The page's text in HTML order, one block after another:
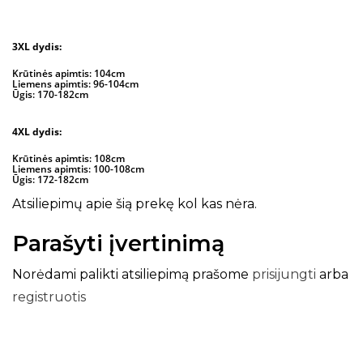
3XL dydis:
Krūtinės apimtis: 104cm
Liemens apimtis: 96-104cm
Ūgis: 170-182cm
4XL dydis:
Krūtinės apimtis: 108cm
Liemens apimtis: 100-108cm
Ūgis: 172-182cm
Atsiliepimų apie šią prekę kol kas nėra.
Parašyti įvertinimą
Norėdami palikti atsiliepimą prašome prisijungti arba
registruotis